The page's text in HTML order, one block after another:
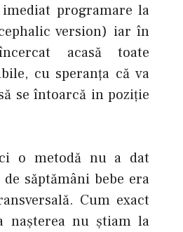
programare la
version) iar în
acasă toate
cu speranța că va
se întoarcă in poziție
o metodă nu a dat
săptămâni bebe era
Cum exact
nașterea nu știam la